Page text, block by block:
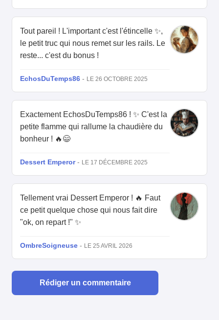
Tout pareil ! L'important c'est l'étincelle ✨,
le petit truc qui nous remet sur les rails. Le
reste... c'est du bonus !
EchosDuTemps86 - LE 26 OCTOBRE 2025
Exactement EchosDuTemps86 ! ✨ C'est la
petite flamme qui rallume la chaudière du
bonheur ! 🔥😄
Dessert Emperor- LE 17 DÉCEMBRE 2025
Tellement vrai Dessert Emperor ! 🔥 Faut
ce petit quelque chose qui nous fait dire
"ok, on repart !" ✨
OmbreSoigneuse - LE 25 AVRIL 2026
Rédiger un commentaire